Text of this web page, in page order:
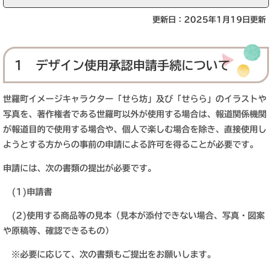
更新日：2025年1月19日更新
1 デザイン使用承認申請手続について
世羅町イメージキャラクター「せら坊」及び「せらら」のイラストや
写真を、著作権者である世羅町以外が使用する場合は、報道関係機関
が報道目的で使用する場合や、個人で楽しむ場合を除き、直接使用し
ようとする方からの事前の申請による許可を得ることが必要です。
申請には、次の書類の提出が必要です。
(1)申請書
(2)使用する商品等の見本（見本が添付できない場合、写真・図案
や原稿等、確認できるもの）
※必要に応じて、次の書類もご提出をお願いします。